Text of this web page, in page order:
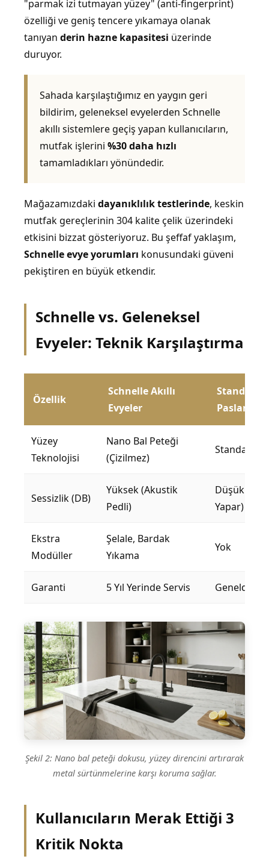
"parmak izi tutmayan yüzey" (anti-fingerprint)
özelliği ve geniş tencere yıkamaya olanak
tanıyan derin hazne kapasitesi üzerinde
duruyor.
Sahada karşılaştığımız en yaygın geri
bildirim, geleneksel evyelerden Schnelle
akıllı sistemlere geçiş yapan kullanıcıların,
mutfak işlerini %30 daha hızlı
tamamladıkları yönündedir.
Mağazamızdaki dayanıklılık testlerinde, keskin
mutfak gereçlerinin 304 kalite çelik üzerindeki
etkisini bizzat gösteriyoruz. Bu şeffaf yaklaşım,
Schnelle evye yorumları konusundaki güveni
pekiştiren en büyük etkendir.
Schnelle vs. Geleneksel
Evyeler: Teknik Karşılaştırma
Özellik
Schnelle Akıllı
Evyeler
Standart
Paslanmaz
Yüzey
Teknolojisi
Nano Bal Peteği
(Çizilmez)
Standart
Sessizlik (DB)
Yüksek (Akustik
Pedli)
Düşük
Yapar)
Ekstra
Modüller
Şelale, Bardak
Yıkama
Yok
Garanti 5 Yıl Yerinde Servis Genelde 2
Şekil 2: Nano bal peteği dokusu, yüzey direncini artırarak
metal sürtünmelerine karşı koruma sağlar.
Kullanıcıların Merak Ettiği 3
Kritik Nokta